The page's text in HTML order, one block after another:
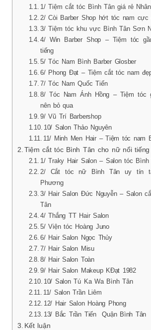
1/ Tiệm cắt tóc Bình Tân giá rẻ Nhân
2/ Còi Barber Shop hớt tóc nam cực
3/ Tiệm tóc khu vực Bình Tân Sơn
4/ Win Barber Shop – Tiệm tóc
tiếng
5/ Tóc Nam Bình Barber Glosber
6/ Phong Đạt – Tiệm cắt tóc nam
7/ Tóc Nam Quốc Tiến
8/ Tóc Nam Ánh Hồng – Tiệm tóc
nên bỏ qua
9/ Vũ Trí Barbershop
10/ Salon Thảo Nguyên
11/ Minh Men Hair – Tiệm tóc nam
Tiệm cắt tóc Bình Tân cho nữ nổi tiếng
1/ Traky Hair Salon – Salon tóc
2/ Cắt tóc nữ Bình Tân uy tín
Phương
3/ Hair Salon Đức Nguyễn – Salon
Tân
4/ Thắng TT Hair Salon
5/ Viện tóc Hoàng Juno
6/ Hair Salon Ngọc Thủy
7/ Hair Salon Misu
8/ Hair Salon Toàn
9/ Hair Salon Makeup KĐạt 1982
10/ Salon Tú Ka Wa Bình Tân
11/ Salon Trần Liêm
12/ Hair Salon Hoàng Phong
13/ Bắc Trần Tiến Quận Bình Tân
Kết luận